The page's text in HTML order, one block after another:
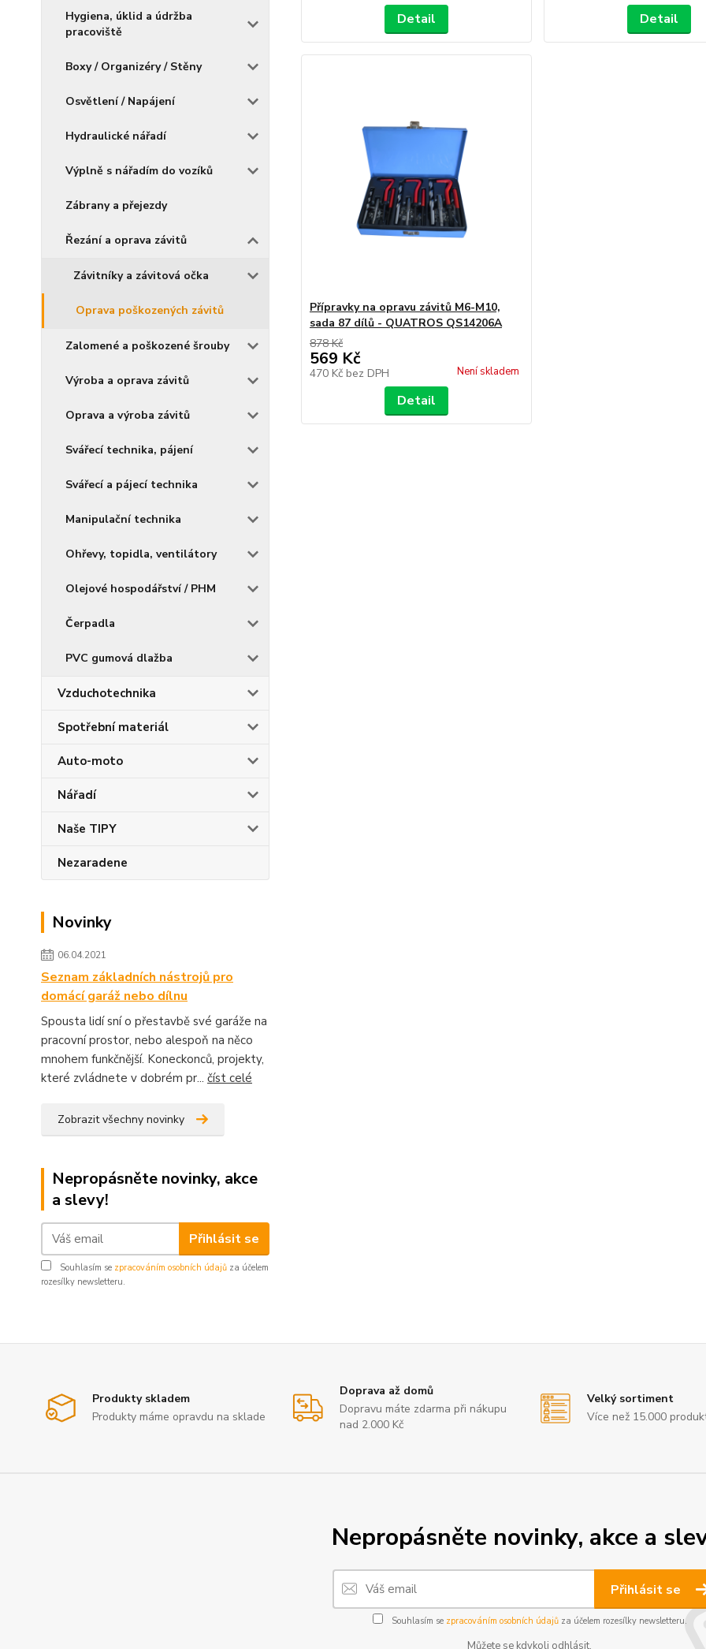
Hygiena, úklid a údržba
pracoviště
Boxy / Organizéry / Stěny
Osvětlení / Napájení
Hydraulické nářadí
Výplně s nářadím do vozíků
Zábrany a přejezdy
Řezání a oprava závitů
Závitníky a závitová očka
Oprava poškozených závitů
Zalomené a poškozené šrouby
Výroba a oprava závitů
Oprava a výroba závitů
Svářecí technika, pájení
Svářecí a pájecí technika
Manipulační technika
Ohřevy, topidla, ventilátory
Olejové hospodářství / PHM
Čerpadla
PVC gumová dlažba
Vzduchotechnika
Spotřební materiál
Auto-moto
Nářadí
Naše TIPY
Nezaradene
Novinky
06.04.2021
Seznam základních nástrojů pro
domácí garáž nebo dílnu
Spousta lidí sní o přestavbě své garáže na
pracovní prostor, nebo alespoň na něco
mnohem funkčnější. Koneckonců, projekty,
které zvládnete v dobrém pr... číst celé
Zobrazit všechny novinky
Nepropásněte novinky, akce
a slevy!
Přihlásit se
Souhlasím se zpracováním osobních údajů za účelem
rozesílky newsletteru.
Detail Detail
Přípravky na opravu závitů M6-M10,
sada 87 dílů - QUATROS QS14206A
878 Kč
569 Kč
470 Kč bez DPH Není skladem
Detail
Produkty skladem
Produkty máme opravdu na sklade
Doprava až domů
Dopravu máte zdarma při nákupu
nad 2.000 Kč
Velký sortiment
Více než 15.000
Nepropásněte novinky, akce a
Přihlásit se
Souhlasím se zpracováním osobních údajůza účelem rozesílky newsletteru.
Můžete se kdykoli odhlásit.